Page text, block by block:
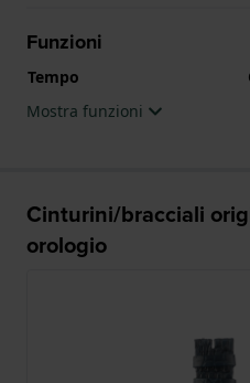
Funzioni
Tempo
Mostra funzioni
Cinturini/bracciali
orologio